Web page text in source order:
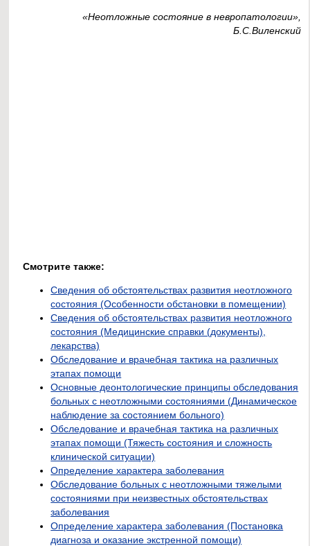
«Неотложные состояние в невропатологии»,
Б.С.Виленский
Смотрите также:
Сведения об обстоятельствах развития неотложного
состояния (Особенности обстановки в помещении)
Сведения об обстоятельствах развития неотложного
состояния (Медицинские справки (документы),
лекарства)
Обследование и врачебная тактика на различных
этапах помощи
Основные деонтологические принципы обследования
больных с неотложными состояниями (Динамическое
наблюдение за состоянием больного)
Обследование и врачебная тактика на различных
этапах помощи (Тяжесть состояния и сложность
клинической ситуации)
Определение характера заболевания
Обследование больных с неотложными тяжелыми
состояниями при неизвестных обстоятельствах
заболевания
Определение характера заболевания (Постановка
диагноза и оказание экстренной помощи)